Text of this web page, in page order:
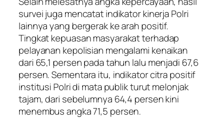
survei juga mencatat indikator kinerja Polri
lainnya yang bergerak ke arah positif.
Tingkat kepuasan masyarakat terhadap
pelayanan kepolisian mengalami kenaikan
dari 65,1 persen pada tahun lalu menjadi 67,6
persen. Sementara itu, indikator citra positif
institusi Polri di mata publik turut melonjak
tajam, dari sebelumnya 64,4 persen kini
menembus angka 71,5 persen.